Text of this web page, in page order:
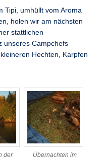
Tipi, umhüllt vom Aroma
holen wir am nächsten
stattlichen
unseres Campchefs
Hechten, Karpfen
der
Übernachten im